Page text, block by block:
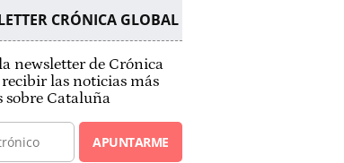
CRÓNICA GLOBAL
newsletter de Crónica
las noticias más
sobre Cataluña
APUNTARME